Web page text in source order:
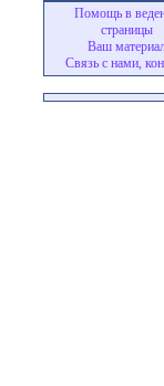
Помощь в
страницы
Ваш
Связь с нами,